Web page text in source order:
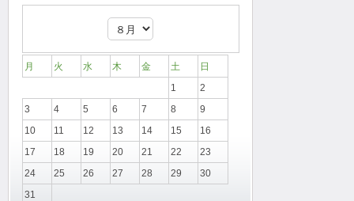
月 火 水 木 金 土
日
1
2
3
4 5 6 7 8
9
10
11 12 13 14 15
16
17
18 19 20 21 22
23
24
25 26 27 28 29
30
31